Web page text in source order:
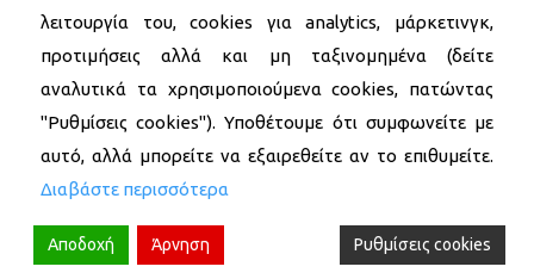
© 2026 Δήμος Νέας Σμύρνης
λειτουργία του, cookies για analytics, μάρκετινγκ,
προτιμήσεις αλλά και μη ταξινομημένα (δείτε
αναλυτικά τα χρησιμοποιούμενα cookies, πατώντας
"Ρυθμίσεις cookies"). Υποθέτουμε ότι συμφωνείτε με
αυτό, αλλά μπορείτε να εξαιρεθείτε αν το επιθυμείτε.
Διαβάστε περισσότερα
Αποδοχή Άρνηση Ρυθμίσεις cookies